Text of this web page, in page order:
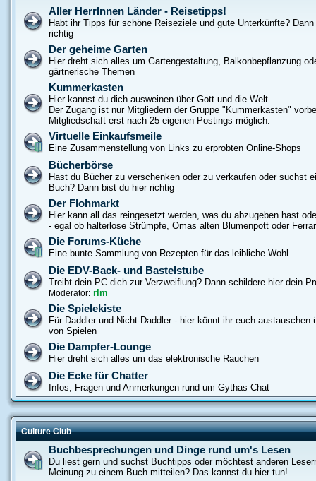
Aller HerrInnen Länder - Reisetipps!
Habt ihr Tipps für schöne Reiseziele und gute Unterkünfte?
richtig
Der geheime Garten
Hier dreht sich alles um Gartengestaltung, Balkonbepflanzung
gärtnerische Themen
Kummerkasten
Hier kannst du dich ausweinen über Gott und die Welt.
Der Zugang ist nur Mitgliedern der Gruppe "Kummerkasten"
Mitgliedschaft erst nach 25 eigenen Postings möglich.
Virtuelle Einkaufsmeile
Eine Zusammenstellung von Links zu erprobten Online-Shops
Bücherbörse
Hast du Bücher zu verschenken oder zu verkaufen oder suchst
Buch? Dann bist du hier richtig
Der Flohmarkt
Hier kann all das reingesetzt werden, was du abzugeben hast
- egal ob halterlose Strümpfe, Omas alten Blumenpott oder
Die Forums-Küche
Eine bunte Sammlung von Rezepten für das leibliche Wohl
Die EDV-Back- und Bastelstube
Treibt dein PC dich zur Verzweiflung? Dann schildere hier dein
Moderator: rlm
Die Spielekiste
Für Daddler und Nicht-Daddler - hier könnt ihr euch austauschen
von Spielen
Die Dampfer-Lounge
Hier dreht sich alles um das elektronische Rauchen
Die Ecke für Chatter
Infos, Fragen und Anmerkungen rund um Gythas Chat
Culture Club
Buchbesprechungen und Dinge rund um's Lesen
Du liest gern und suchst Buchtipps oder möchtest anderen
Meinung zu einem Buch mitteilen? Das kannst du hier tun!